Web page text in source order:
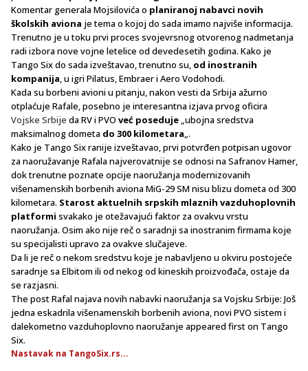
Komentar generala Mojsilovića o planiranoj nabavci novih
školskih aviona je tema o kojoj do sada imamo najviše informacija.
Trenutno je u toku prvi proces svojevrsnog otvorenog nadmetanja
radi izbora nove vojne letelice od devedesetih godina. Kako je
Tango Six do sada izveštavao, trenutno su, od inostranih
kompanija, u igri Pilatus, Embraer i Aero Vodohodi.
Kada su borbeni avioni u pitanju, nakon vesti da Srbija ažurno
otplaćuje Rafale, posebno je interesantna izjava prvog oficira
Vojske Srbije da RV i PVO već poseduje „ubojna sredstva
maksimalnog dometa do 300 kilometara„.
Kako je Tango Six ranije izveštavao, prvi potvrđen potpisan ugovor
za naoružavanje Rafala najverovatnije se odnosi na Safranov Hamer,
dok trenutne poznate opcije naoružanja modernizovanih
višenamenskih borbenih aviona MiG-29 SM nisu blizu dometa od 300
kilometara. Starost aktuelnih srpskih mlaznih vazduhoplovnih
platformi svakako je otežavajući faktor za ovakvu vrstu
naoružanja. Osim ako nije reč o saradnji sa inostranim firmama koje
su specijalisti upravo za ovakve slučajeve.
Da li je reč o nekom sredstvu koje je nabavljeno u okviru postojeće
saradnje sa Elbitom ili od nekog od kineskih proizvođača, ostaje da
se razjasni.
The post Rafal najava novih nabavki naoružanja sa Vojsku Srbije: Još
jedna eskadrila višenamenskih borbenih aviona, novi PVO sistem i
dalekometno vazduhoplovno naoružanje appeared first on Tango
Six.
Nastavak na TangoSix.rs...